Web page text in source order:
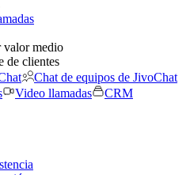
valor medio
de clientes
Chat de equipos de JivoChat
Video llamadas
CRM